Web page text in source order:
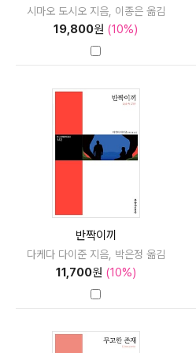
시마오 도시오 지음, 이종은 옮김
19,800원 (10%)
반짝이끼
다케다 다이준 지음, 박은정 옮김
11,700원 (10%)